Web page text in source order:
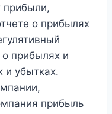
прибыли,
о прибылях
о прибылях и
и убытках.
прибыль